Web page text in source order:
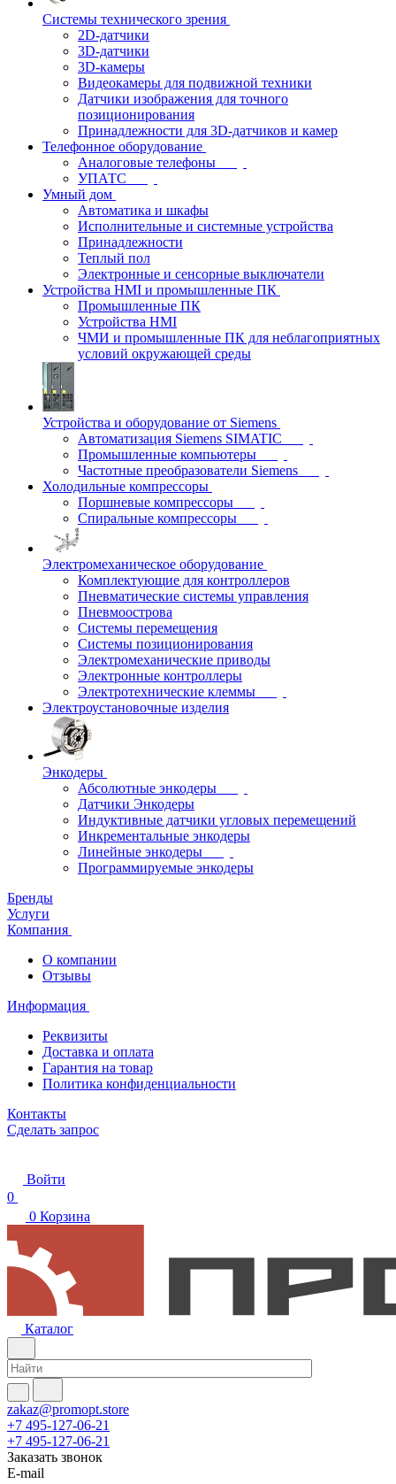
Системы технического зрения
2D-датчики
3D-датчики
3D-камеры
Видеокамеры для подвижной техники
Датчики изображения для точного
позиционирования
Принадлежности для 3D-датчиков и камер
Телефонное оборудование
Аналоговые телефоны
УПАТС
Умный дом
Автоматика и шкафы
Исполнительные и системные устройства
Принадлежности
Теплый пол
Электронные и сенсорные выключатели
Устройства HMI и промышленные ПК
Промышленные ПК
Устройства HMI
ЧМИ и промышленные ПК для неблагоприятных
условий окружающей среды
Устройства и оборудование от Siemens
Автоматизация Siemens SIMATIC
Промышленные компьютеры
Частотные преобразователи Siemens
Холодильные компрессоры
Поршневые компрессоры
Спиральные компрессоры
Электромеханическое оборудование
Комплектующие для контроллеров
Пневматические системы управления
Пневмоострова
Системы перемещения
Системы позиционирования
Электромеханические приводы
Электронные контроллеры
Электротехнические клеммы
Электроустановочные изделия
Энкодеры
Абсолютные энкодеры
Датчики Энкодеры
Индуктивные датчики угловых перемещений
Инкрементальные энкодеры
Линейные энкодеры
Программируемые энкодеры
Бренды
Услуги
Компания
О компании
Отзывы
Информация
Реквизиты
Доставка и оплата
Гарантия на товар
Политика конфиденциальности
Контакты
Сделать запрос
Войти
0
0 Корзина
Каталог
zakaz@promopt.store
+7 495-127-06-21
+7 495-127-06-21
Заказать звонок
E-mail